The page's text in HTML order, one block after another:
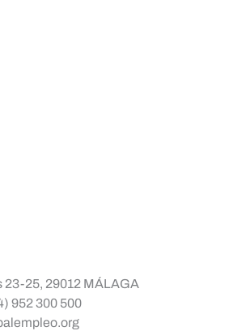
23-25, 29012 MÁLAGA
952 300 500